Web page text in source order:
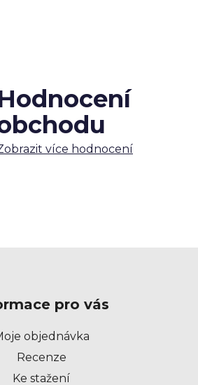
více hodnocení
pro vás
objednávka
Recenze
Ke stažení